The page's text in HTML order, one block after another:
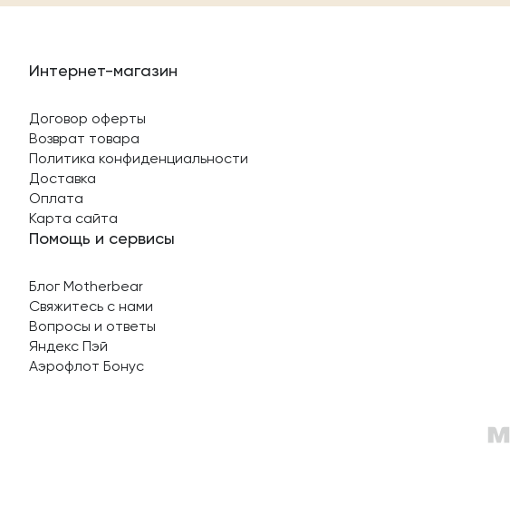
Интернет-магазин
Договор оферты
Возврат товара
Политика конфиденциальности
Доставка
Оплата
Карта сайта
Помощь и сервисы
Блог Motherbear
Свяжитесь с нами
Вопросы и ответы
Яндекс Пэй
Аэрофлот Бонус